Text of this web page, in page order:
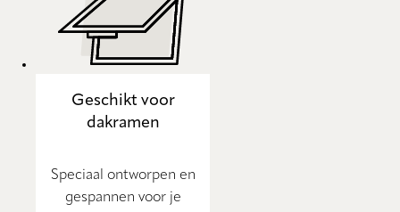
Geschikt voor
dakramen
Speciaal ontworpen en
gespannen voor je